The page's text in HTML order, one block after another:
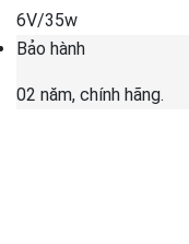
6V/35w
Bảo hành
02 năm, chính hãng.